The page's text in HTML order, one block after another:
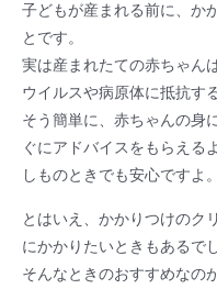
子どもが産まれる前に、か
とです。
実は産まれたての赤ちゃん
ウイルスや病原体に抵抗す
そう簡単に、赤ちゃんの身
ぐにアドバイスをもらえる
しものときでも安心ですよ。
とはいえ、かかりつけのク
にかかりたいときもあるで
そんなときのおすすめなの